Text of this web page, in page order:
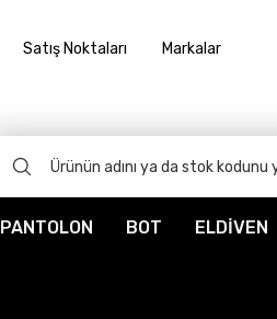
Satış Noktaları Markalar
PANTOLON BOT ELDİVEN